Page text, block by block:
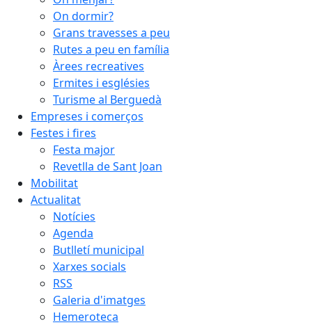
On dormir?
Grans travesses a peu
Rutes a peu en família
Àrees recreatives
Ermites i esglésies
Turisme al Berguedà
Empreses i comerços
Festes i fires
Festa major
Revetlla de Sant Joan
Mobilitat
Actualitat
Notícies
Agenda
Butlletí municipal
Xarxes socials
RSS
Galeria d'imatges
Hemeroteca